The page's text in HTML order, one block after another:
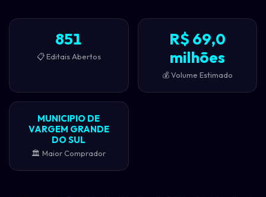
851
📋 Editais Abertos
R$ 69,0
milhões
💰 Volume Estimado
MUNICIPIO DE
VARGEM GRANDE
DO SUL
🏛️ Maior Comprador